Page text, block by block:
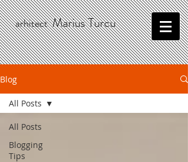
arhitectMarius Turcu
Blog
All Posts
Blogging
Tips
All Posts